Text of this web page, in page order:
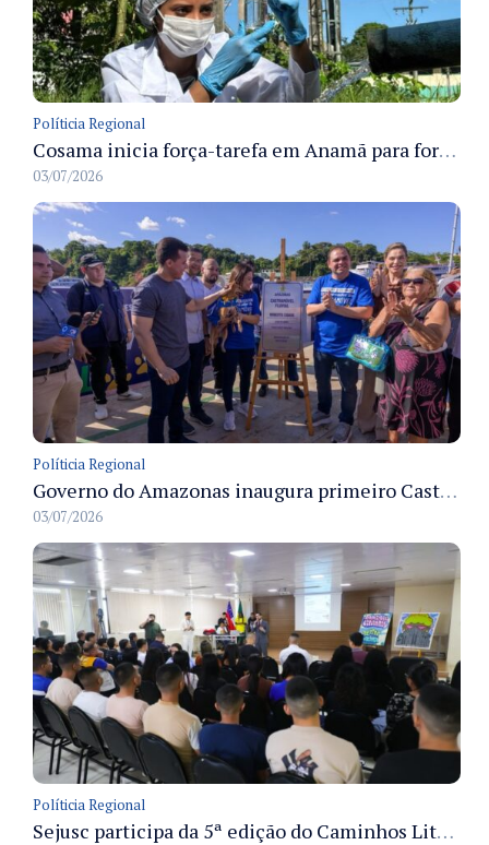
Políticia Regional
Cosama inicia força-tarefa em Anamã para fortalecer abastecimento de água e segurança hídrica da população
03/07/2026
Políticia Regional
Governo do Amazonas inaugura primeiro Castramóvel Fluvial para atendimento veterinário às comunidades ribeirinhas e castração gratuita
03/07/2026
Políticia Regional
Sejusc participa da 5ª edição do Caminhos Literários com foco na cultura hip-hop nas unidades socioeducativas